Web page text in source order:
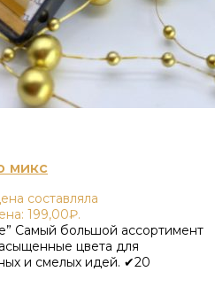
микс
составляла
199,00₽.
Самый большой ассортимент
цвета для
и смелых идей. ✔20